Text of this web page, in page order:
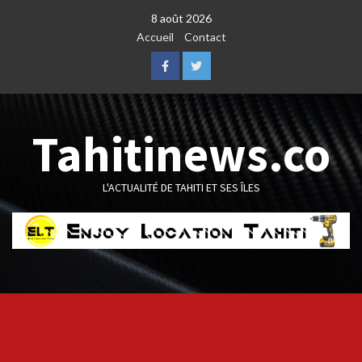
8 août 2026
Accueil
Contact
FacebookTwitter
Tahitinews.co
L'ACTUALITÉ DE TAHITI ET SES ÎLES